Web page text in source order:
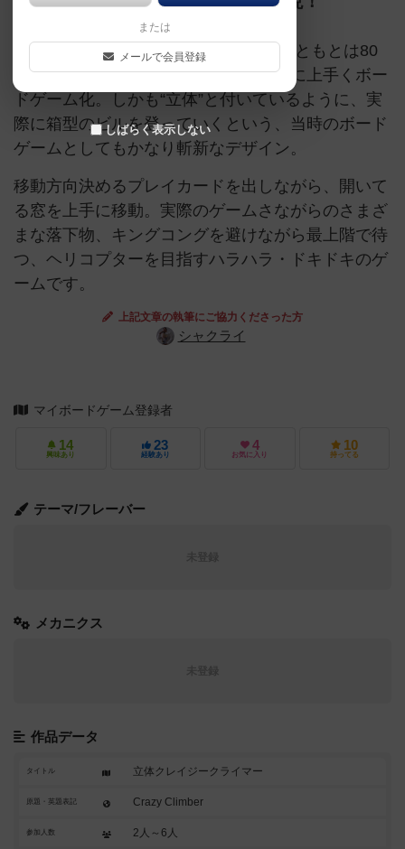
『立体 クレイジークライマー』は、もともとは80
年代に登場したテレビゲームをベースに上手くボー
ドゲーム化。しかも“立体”と付いているように、実
際に箱型のビルを登っていくという、当時のボード
ゲームとしてもかなり斬新なデザイン。
移動方向決めるプレイカードを出しながら、開いて
る窓を上手に移動。実際のゲームさながらのさまざ
まな落下物、キングコングを避けながら最上階で待
つ、ヘリコプターを目指すハラハラ・ドキドキのゲ
ームです。
上記文章の執筆にご協力くださった方
シャクライ
マイボードゲーム登録者
14
興味あり
23
経験あり
4
お気に入り
10
持ってる
テーマ/フレーバー
メカニクス
作品データ
タイトル 立体クレイジークライマー
原題・英題表記 Crazy Climber
参加人数 2人～6人
または
メールで会員登録
しばらく表示しない